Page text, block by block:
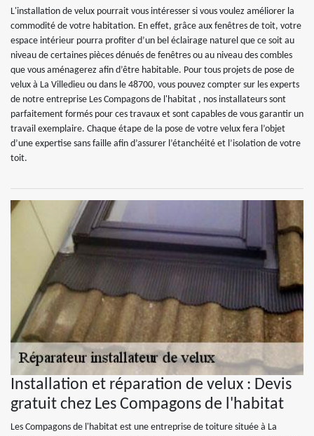
L'installation de velux pourrait vous intéresser si vous voulez améliorer la
commodité de votre habitation. En effet, grâce aux fenêtres de toit, votre
espace intérieur pourra profiter d’un bel éclairage naturel que ce soit au
niveau de certaines pièces dénués de fenêtres ou au niveau des combles
que vous aménagerez afin d’être habitable. Pour tous projets de pose de
velux à La Villedieu ou dans le 48700, vous pouvez compter sur les experts
de notre entreprise Les Compagons de l'habitat , nos installateurs sont
parfaitement formés pour ces travaux et sont capables de vous garantir un
travail exemplaire. Chaque étape de la pose de votre velux fera l’objet
d’une expertise sans faille afin d’assurer l’étanchéité et l’isolation de votre
toit.
Installation et réparation de velux : Devis
gratuit chez Les Compagons de l'habitat
Les Compagons de l'habitat est une entreprise de toiture située à La